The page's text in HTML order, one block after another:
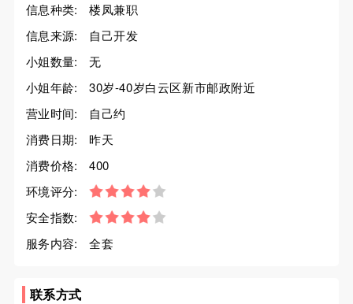
信息种类:
楼凤兼职
信息来源:
自己开发
小姐数量:
无
小姐年龄:
30岁-40岁白云区新市邮政附近
营业时间:
自己约
消费日期:
昨天
消费价格:
400
环境评分:
安全指数:
服务内容:
全套
联系方式